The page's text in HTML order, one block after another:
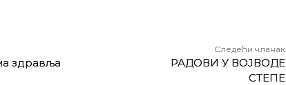
здравља
Следећи чланак
РАДОВИ У ВОЈВОДЕ
СТЕПЕ